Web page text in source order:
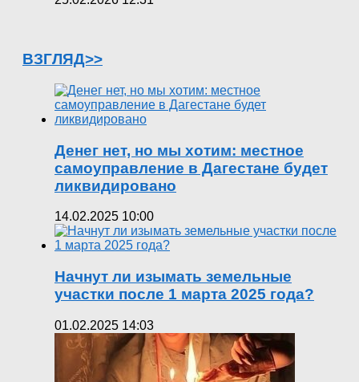
ВЗГЛЯД>>
Денег нет, но мы хотим: местное
самоуправление в Дагестане будет
ликвидировано
14.02.2025 10:00
Начнут ли изымать земельные
участки после 1 марта 2025 года?
01.02.2025 14:03